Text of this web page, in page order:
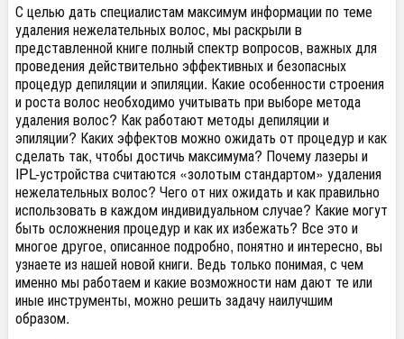
С целью дать специалистам максимум информации по теме
удаления нежелательных волос, мы раскрыли в
представленной книге полный спектр вопросов, важных для
проведения действительно эффективных и безопасных
процедур депиляции и эпиляции. Какие особенности строения
и роста волос необходимо учитывать при выборе метода
удаления волос? Как работают методы депиляции и
эпиляции? Каких эффектов можно ожидать от процедур и как
сделать так, чтобы достичь максимума? Почему лазеры и
IPL-устройства считаются «золотым стандартом» удаления
нежелательных волос? Чего от них ожидать и как правильно
использовать в каждом индивидуальном случае? Какие могут
быть осложнения процедур и как их избежать? Все это и
многое другое, описанное подробно, понятно и интересно, вы
узнаете из нашей новой книги. Ведь только понимая, с чем
именно мы работаем и какие возможности нам дают те или
иные инструменты, можно решить задачу наилучшим
образом.